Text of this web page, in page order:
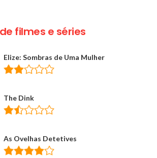
filmes e séries
Elize: Sombras de Uma Mulher
The Dink
As Ovelhas Detetives